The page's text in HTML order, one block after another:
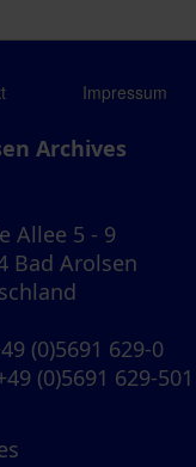
Impressum
Archives
Allee 5 - 9
Bad Arolsen
(0)5691 629-0
(0)5691 629-501